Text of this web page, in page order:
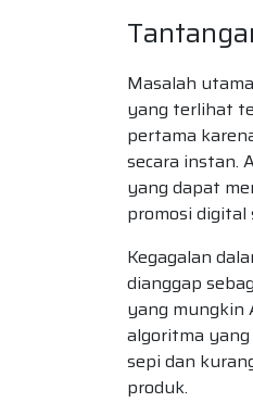
Masalah
yang terlihat
pertama
secara instan.
yang dapat
promosi digital
Kegagalan
dianggap
yang mungkin
algoritma
sepi dan
produk.